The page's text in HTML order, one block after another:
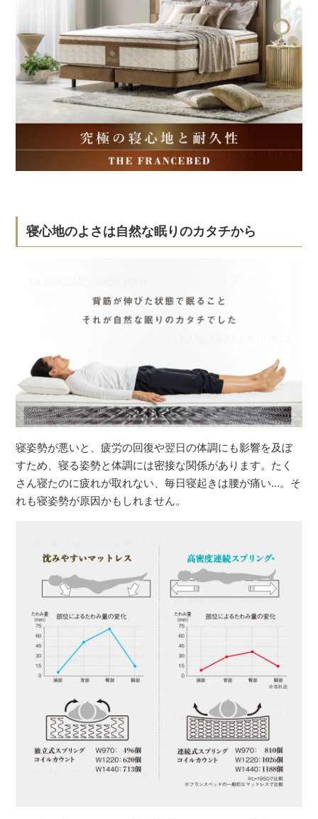
寝心地のよさは自然な眠りのカタチから
寝姿勢が悪いと、疲労の回復や翌日の体調にも影響を及ぼ
すため、寝る姿勢と体調には密接な関係があります。たく
さん寝たのに疲れが取れない、毎日寝起きは腰が痛い…。そ
れも寝姿勢が原因かもしれません。